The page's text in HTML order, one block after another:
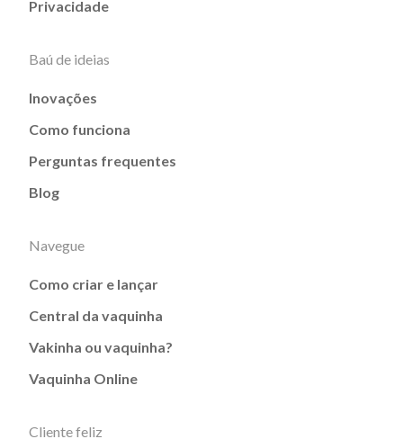
Privacidade
Baú de ideias
Inovações
Como funciona
Perguntas frequentes
Blog
Navegue
Como criar e lançar
Central da vaquinha
Vakinha ou vaquinha?
Vaquinha Online
Cliente feliz